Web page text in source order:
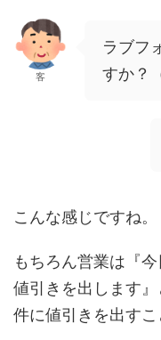
客
ラブフ
すか？
こんな感じですね。
もちろん営業は『
値引きを出します
件に値引きを出すこ